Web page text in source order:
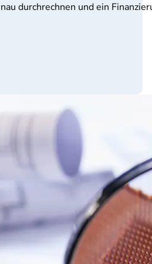
durchrechnen und ein